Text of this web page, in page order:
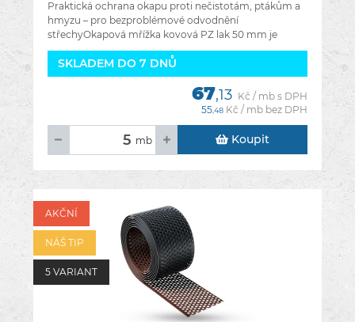
Praktická ochrana okapu proti nečistotám, ptákům a
hmyzu – pro bezproblémové odvodnění
střechyOkapová mřížka kovová PZ lak 50 mm je
nezbytné doplňkové vybavení každého
SKLADEM DO 7 DNŮ
67,13 Kč / mb s DPH
55,48 Kč / mb bez DPH
mb Koupit
AKČNÍ
NÁŠ TIP
5 VARIANT